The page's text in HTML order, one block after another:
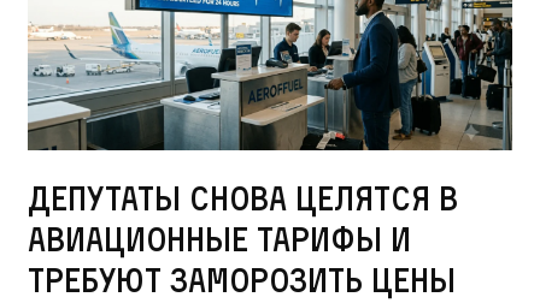
Депутаты снова целятся в
авиационные тарифы и
требуют заморозить цены